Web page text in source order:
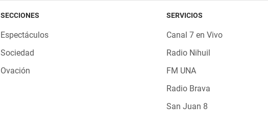
SECCIONES
Espectáculos
Sociedad
Ovación
SERVICIOS
Canal 7 en Vivo
Radio Nihuil
FM UNA
Radio Brava
San Juan 8